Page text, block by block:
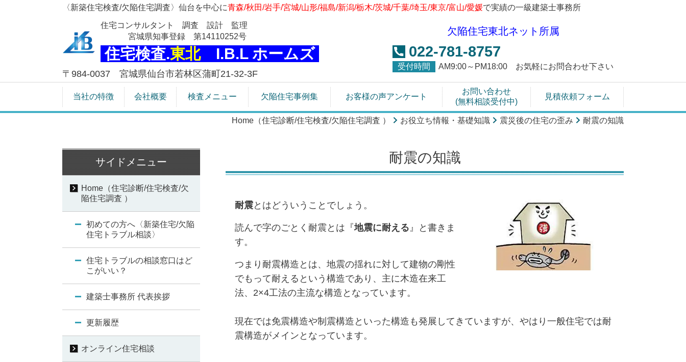
〈新築住宅検査/欠陥住宅調査〉仙台を中心に青森/秋田/岩手/宮城/山形/福島/新潟/栃木/茨城/千葉/埼玉/東京/富山/愛媛で実績の一級建築士事務所
住宅コンサルタント 調査 設計 監理
宮城県知事登録 第14110252号
住宅検査.東北 I.B.L ホームズ
〒984-0037 宮城県仙台市若林区蒲町21-32-3F
欠陥住宅東北ネット所属
022-781-8757
受付時間 AM9:00～PM18:00 お気軽にお問合わせ下さい
当社の特徴 会社概要 検査メニュー 欠陥住宅事例集 お客様の声アンケート
お問い合わせ
(無料相談受付中)
見積依頼フォーム
Home（住宅診断/住宅検査/欠陥住宅調査 ） お役立ち情報・基礎知識 震災後の住宅の歪み 耐震の知識
耐震の知識
耐震とはどういうことでしょう。
読んで字のごとく耐震とは『地震に耐える』と書きま
す。
つまり耐震構造とは、地震の揺れに対して建物の剛性
でもって耐えるという構造であり、主に木造在来工
法、2×4工法の主流な構造となっています。
現在では免震構造や制震構造といった構造も発展してきていますが、やはり一般住宅では耐
震構造がメインとなっています。
サイドメニュー
Home（住宅診断/住宅検査/欠
陥住宅調査 ）
初めての方へ〈新築住宅/欠陥
住宅トラブル相談〉
住宅トラブルの相談窓口はど
こがいい？
建築士事務所 代表挨拶
更新履歴
オンライン住宅相談